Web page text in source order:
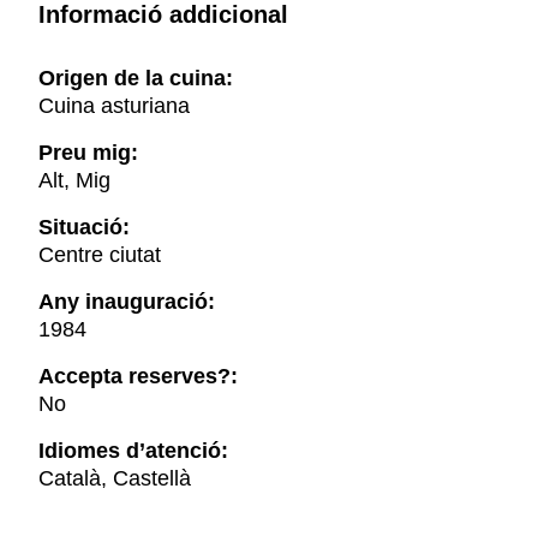
Informació addicional
Origen de la cuina:
Cuina asturiana
Preu mig:
Alt, Mig
Situació:
Centre ciutat
Any inauguració:
1984
Accepta reserves?:
No
Idiomes d’atenció:
Català, Castellà